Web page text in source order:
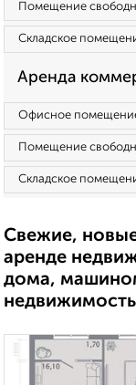
Помещение
Складское
Аренда
Офисное
Помещение
Складское
Свежие,
аренде
дома,